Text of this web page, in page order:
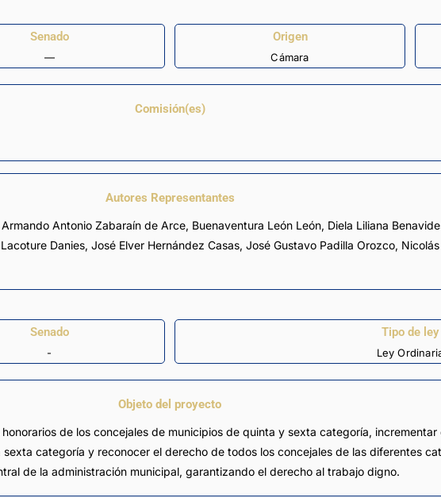
Senado
—
Origen
Cámara
Comisión(es)
Autores Representantes
Armando Antonio Zabaraín de Arce, Buenaventura León León, Diela Liliana
Danies, José Elver Hernández Casas, José Gustavo Padilla Orozco,
Senado
-
Tipo de ley
Ley
Objeto del proyecto
de los concejales de municipios de quinta y sexta categoría,
categoría y reconocer el derecho de todos los concejales de las diferentes
de la administración municipal, garantizando el derecho al trabajo digno.